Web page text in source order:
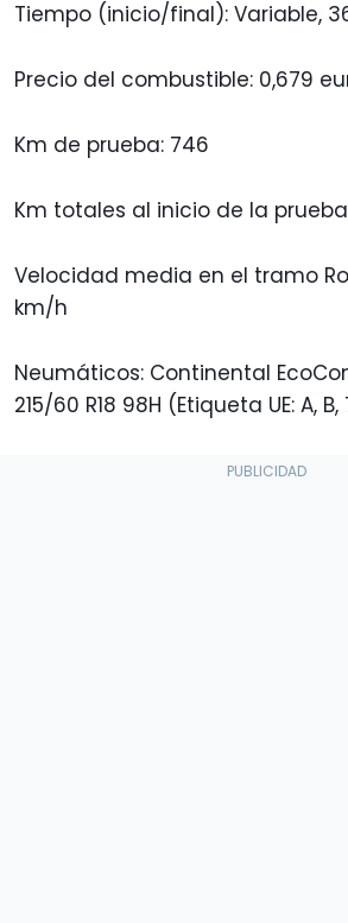
Tiempo (inicio/final): Variable,
Precio del combustible: 0,679
Km de prueba: 746
Km totales al inicio de la
Velocidad media en el tramo
km/h
Neumáticos: Continental
215/60 R18 98H (Etiqueta UE: A, B,